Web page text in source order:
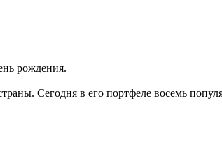
рождения.
Сегодня в его портфеле восемь